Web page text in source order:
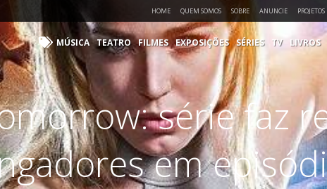
HOME QUEM SOMOS SOBRE ANUNCIE PROJETOS
MÚSICA TEATRO FILMES EXPOSIÇÕES SÉRIES TV LIVROS
série faz
em